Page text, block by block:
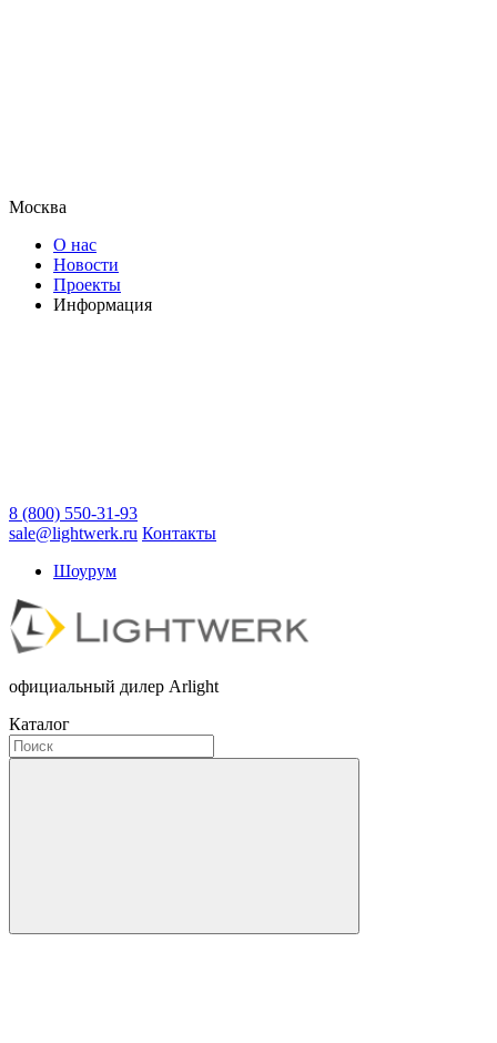
Москва
О нас
Новости
Проекты
Информация
8 (800) 550-31-93
sale@lightwerk.ru Контакты
Шоурум
официальный дилер Arlight
Каталог